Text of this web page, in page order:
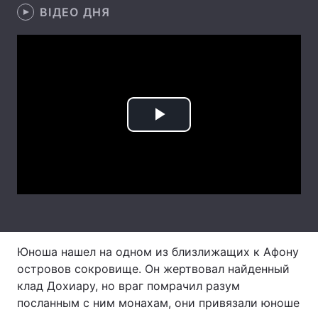
Техно і зв'язок
Погода
Регіони
Архів Вакансії
Контакти
ВІДЕО ДНЯ
Play
Юноша нашел на одном из близлижащих к Афону
островов сокровище. Он жертвовал найденный
клад Дохиару, но враг помрачил разум
посланным с ним монахам, они привязали юноше